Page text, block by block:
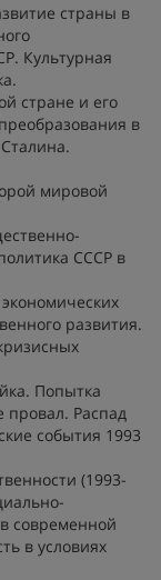
страны в
Культурная
стране и его
в
мировой
СССР в
развития.
Попытка
провал. Распад
события 1993
(1993-
современной
в условиях